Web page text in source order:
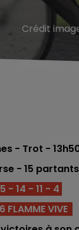
Crédit
- Trot -
- 15
- 14 - 11 - 4
VIVE